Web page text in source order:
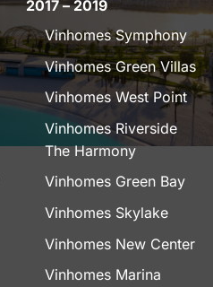
2017 – 2019
Vinhomes Symphony
Vinhomes Green Villas
Vinhomes West Point
Vinhomes Riverside
The Harmony
Vinhomes Green Bay
Vinhomes Skylake
Vinhomes New Center
Vinhomes Marina